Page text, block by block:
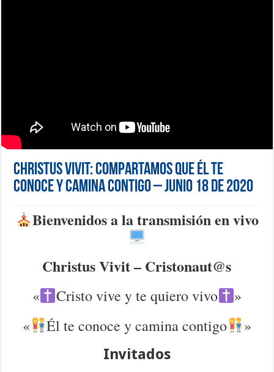
Christus Vivit: Compartamos que Él te
conoce y camina contigo – Junio 18 de 2020
Bienvenidos a la transmisión en vivo
Christus Vivit – Cristonaut@s
« Cristo vive y te quiero vivo
»
«
Él te conoce y camina contigo »
Invitados